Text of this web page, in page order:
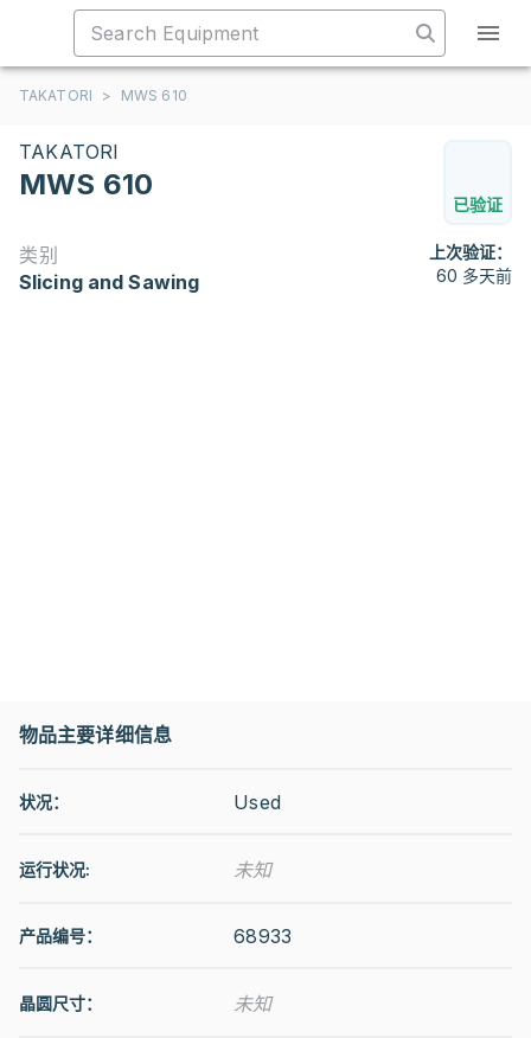
TAKATORI > MWS 610
TAKATORI
MWS 610
已验证
类别
Slicing and Sawing
上次验证：
60 多天前
物品主要详细信息
状况： Used
运行状况: 未知
产品编号： 68933
晶圆尺寸： 未知